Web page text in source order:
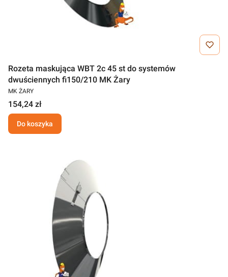
Rozeta maskująca WBT 2c 45 st do systemów
dwuściennych fi150/210 MK Żary
MK ŻARY
154,24 zł
Do koszyka